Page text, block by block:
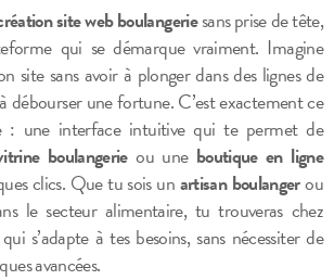
site web boulangeriesans prise de tête,
qui se démarque vraiment. Imagine
site sans avoir à plonger dans des lignes de
débourser une fortune. C’est exactement ce
: une interface intuitive qui te permet de
boulangerieou une boutique en ligne
clics. Que tu sois unartisan boulangerou
le secteur alimentaire, tu trouveras chez
s’adapte à tes besoins, sans nécessiter de
avancées.